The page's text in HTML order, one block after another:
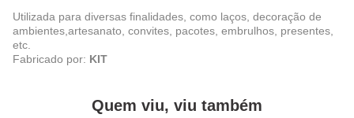
Utilizada para diversas finalidades, como laços, decoração de
ambientes,artesanato, convites, pacotes, embrulhos, presentes,
etc.
Fabricado por: KIT
Quem viu, viu também